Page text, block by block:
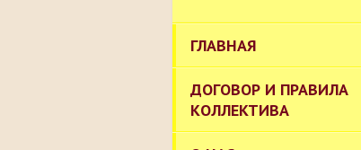
ГЛАВНАЯ
ДОГОВОР И ПРАВИЛА
КОЛЛЕКТИВА